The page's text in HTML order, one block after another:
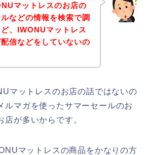
マットレスのお店の
などの情報を検索で調
、IWONUマットレス
信などをしていないの
マットレスのお店の話ではないの
ルマガを使ったサマーセールのお
が多いからです。
マットレスの商品をかなりの方